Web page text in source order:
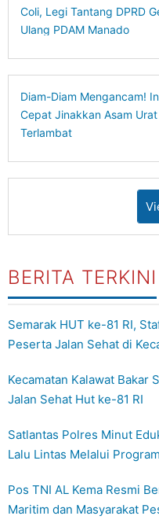
Coli, Legi Tantang DPRD
Ulang PDAM Manado
Diam-Diam Mengancam!
Cepat Jinakkan Asam
Terlambat
BERITA TERKINI
Semarak HUT ke-81 RI,
Peserta Jalan Sehat di
Kecamatan Kalawat Bakar
Jalan Sehat Hut ke-81 RI
Satlantas Polres Minut
Lalu Lintas Melalui
Pos TNI AL Kema Resmi
Maritim dan Masyarakat